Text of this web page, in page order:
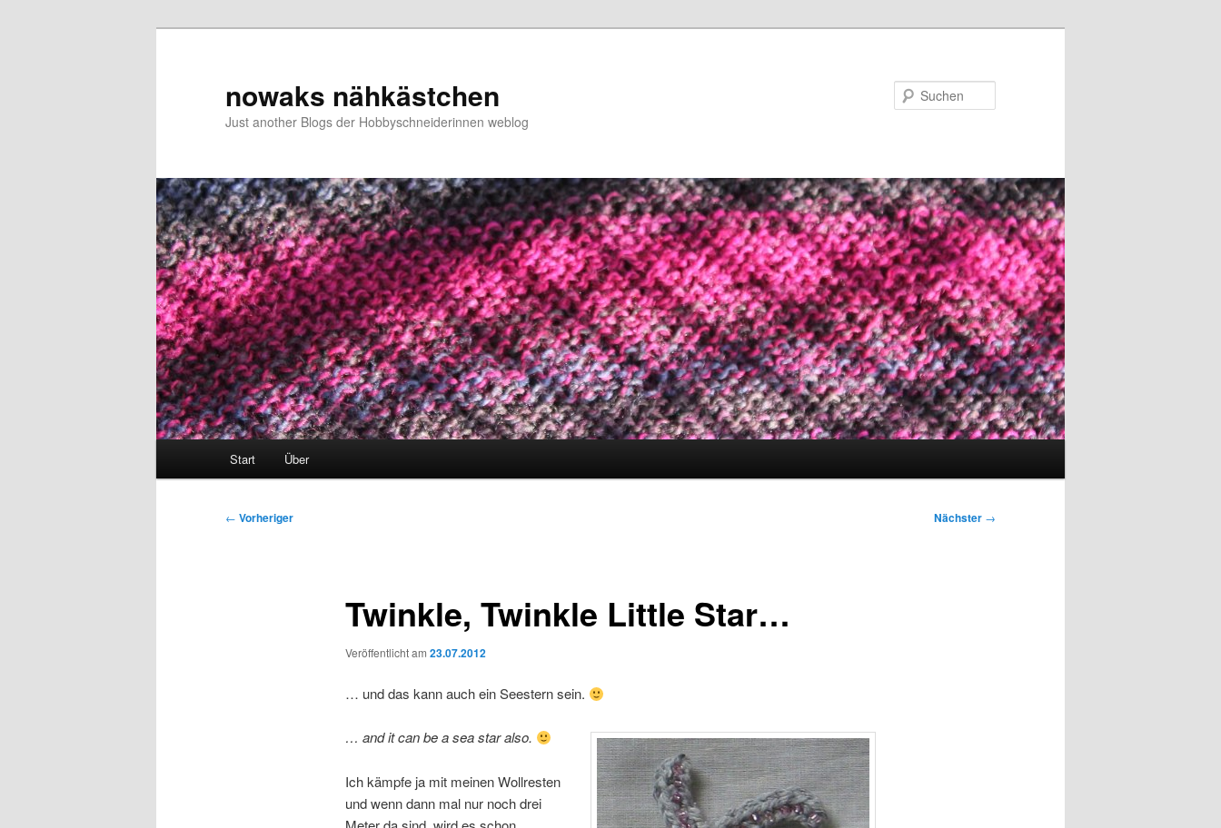
nowaks nähkästchen
Just another Blogs der Hobbyschneiderinnen weblog
Start Über
Beitragsnavigation
← Vorheriger Nächster →
Twinkle, Twinkle Little Star…
Veröffentlicht am 23.07.2012
… und das kann auch ein Seestern sein.
… and it can be a sea star also.
Ich kämpfe ja mit meinen Wollresten
und wenn dann mal nur noch drei